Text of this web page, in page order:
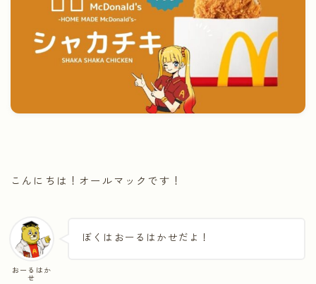
こんにちは！オールマックです！
おーるはか
せ
ぼくはおーるはかせだよ！